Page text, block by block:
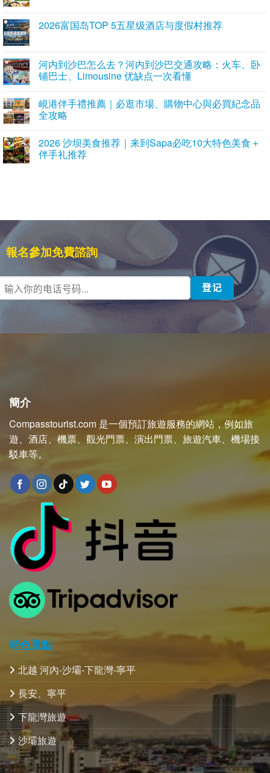
2026富国岛TOP 5五星级酒店与度假村推荐
河内到沙巴怎么去？河内到沙巴交通攻略：火车、卧
铺巴士、Limousine 优缺点一次看懂
峴港伴手禮推薦｜必逛市場、購物中心與必買紀念品
全攻略
2026 沙坝美食推荐｜来到Sapa必吃10大特色美食＋
伴手礼推荐
報名參加免費諮詢
簡介
Compasstourist.com 是一個預訂旅遊服務的網站，例如旅
遊、酒店、機票、觀光門票、演出門票、旅遊汽車、機場接
駁車等。
特色景點
北越 河內-沙壩-下龍灣-寧平
長安、寧平
下龍灣旅遊
沙壩旅遊